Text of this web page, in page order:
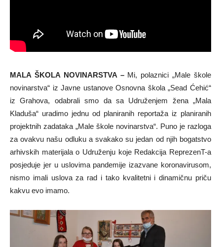
MALA ŠKOLA NOVINARSTVA –Mi, polaznici „Male škole
novinarstva“ iz Javne ustanove Osnovna škola „Sead Ćehić“
iz Grahova, odabrali smo da sa Udruženjem žena „Mala
Kladuša“ uradimo jednu od planiranih reportaža iz planiranih
projektnih zadataka „Male škole novinarstva“. Puno je razloga
za ovakvu našu odluku a svakako su jedan od njih bogatstvo
arhivskih materijala o Udruženju koje Redakcija ReprezenT-a
posjeduje jer u uslovima pandemije izazvane koronavirusom,
nismo imali uslova za rad i tako kvalitetni i dinamičnu priču
kakvu evo imamo.